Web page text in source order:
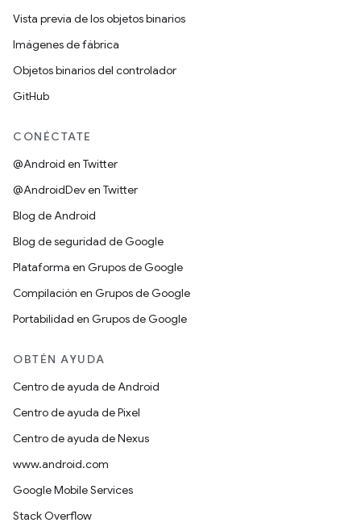
Vista previa de los objetos binarios
Imágenes de fábrica
Objetos binarios del controlador
GitHub
CONÉCTATE
@Android en Twitter
@AndroidDev en Twitter
Blog de Android
Blog de seguridad de Google
Plataforma en Grupos de Google
Compilación en Grupos de Google
Portabilidad en Grupos de Google
OBTÉN AYUDA
Centro de ayuda de Android
Centro de ayuda de Pixel
Centro de ayuda de Nexus
www.android.com
Google Mobile Services
Stack Overflow